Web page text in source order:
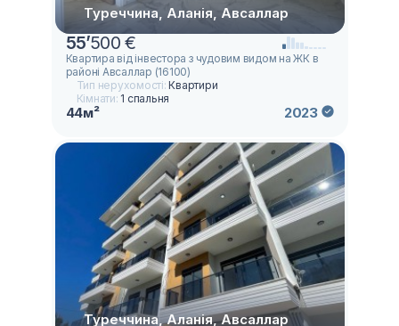
Туреччина, Аланія, Авсаллар
55’500 €
Квартира від інвестора з чудовим видом на ЖК в
районі Авсаллар (16100)
Тип нерухомості:Квартири
Кімнати: 1 спальня
44м² 2023
Туреччина, Аланія, Авсаллар